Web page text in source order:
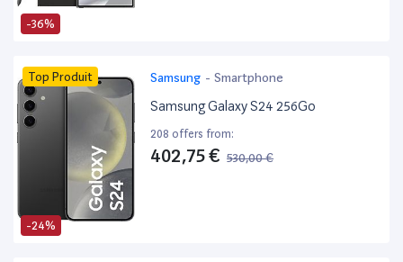
-36%
-24%
Top Produit Samsung - Smartphone
Samsung Galaxy S24 256Go
208 offers from:
402,75 € 530,00 €